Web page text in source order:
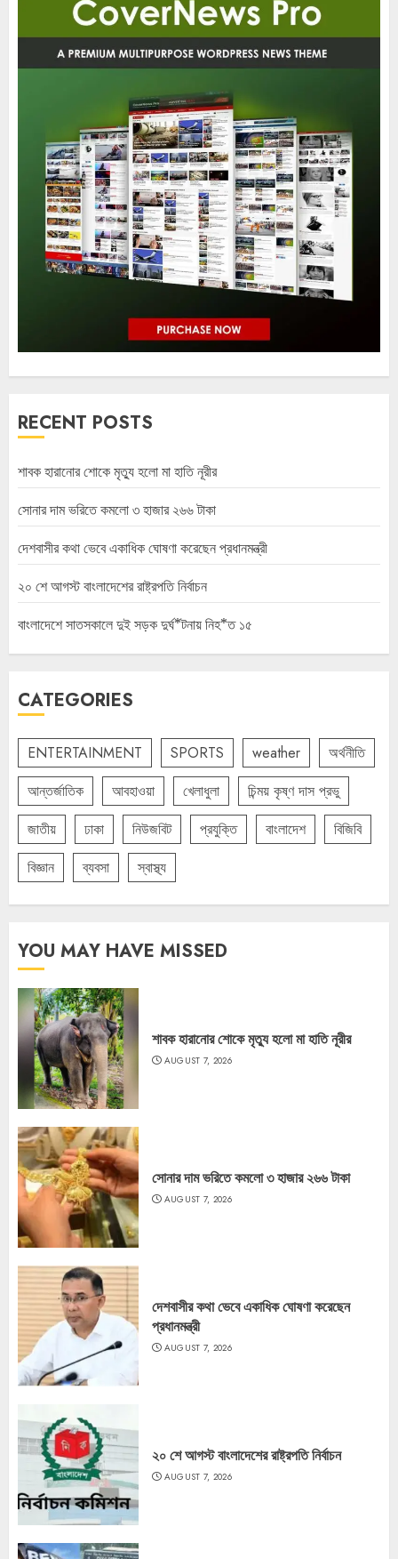
RECENT POSTS
শাবক হারানোর শোকে মৃত্যু হলো মা হাতি নূরীর
সোনার দাম ভরিতে কমলো ৩ হাজার ২৬৬ টাকা
দেশবাসীর কথা ভেবে একাধিক ঘোষণা করেছেন প্রধানমন্ত্রী
২০ শে আগস্ট বাংলাদেশের রাষ্ট্রপতি নির্বাচন
বাংলাদেশে সাতসকালে দুই সড়ক দুর্ঘ*টনায় নিহ*ত ১৫
CATEGORIES
ENTERTAINMENT SPORTS weather
অর্থনীতি
আন্তর্জাতিক
আবহাওয়া খেলাধুলা
চিন্ময় কৃষ্ণ দাস প্রভু
জাতীয়
ঢাকা নিউজবিট প্রযুক্তি বাংলাদেশ
বিজিবি
বিজ্ঞান
ব্যবসা স্বাস্থ্য
YOU MAY HAVE MISSED
শাবক হারানোর শোকে মৃত্যু হলো মা হাতি নূরীর
AUGUST 7, 2026
সোনার দাম ভরিতে কমলো ৩ হাজার ২৬৬ টাকা
AUGUST 7, 2026
দেশবাসীর কথা ভেবে একাধিক ঘোষণা করেছেন
প্রধানমন্ত্রী
AUGUST 7, 2026
২০ শে আগস্ট বাংলাদেশের রাষ্ট্রপতি নির্বাচন
AUGUST 7, 2026